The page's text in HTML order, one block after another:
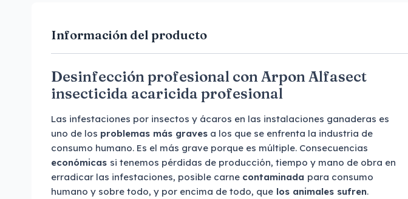
Información del producto
Desinfección profesional con Arpon Alfasect
insecticida acaricida profesional
Las infestaciones por insectos y ácaros en las instalaciones ganaderas es
uno de los problemas más graves a los que se enfrenta la industria de
consumo humano. Es el más grave porque es múltiple. Consecuencias
económicas si tenemos pérdidas de producción, tiempo y mano de obra en
erradicar las infestaciones, posible carne contaminada para consumo
humano y sobre todo, y por encima de todo, que los animales sufren.